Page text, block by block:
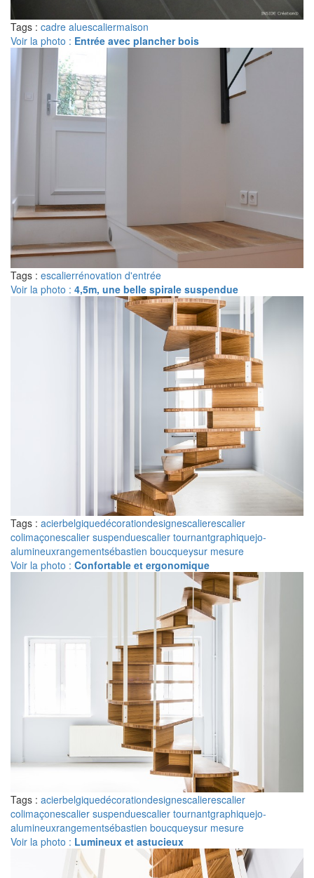
Tags : cadre aluescaliermaison
Voir la photo : Entrée avec plancher bois
Tags : escalierrénovation d'entrée
Voir la photo : 4,5m, une belle spirale suspendue
Tags : acierbelgiquedécorationdesignescalierescalier
colimaçonescalier suspenduescalier tournantgraphiquejo-
alumineuxrangementsébastien boucqueysur mesure
Voir la photo : Confortable et ergonomique
Tags : acierbelgiquedécorationdesignescalierescalier
colimaçonescalier suspenduescalier tournantgraphiquejo-
alumineuxrangementsébastien boucqueysur mesure
Voir la photo : Lumineux et astucieux